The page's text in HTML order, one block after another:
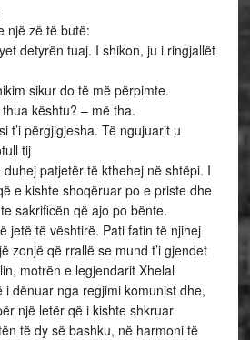
një zë të butë:
detyrën tuaj. I shikon, ju i ringjallët
sikur do të më përpimte.
kështu? – më tha.
t’i përgjigjesha. Të ngujuarit u
tij
duhej patjetër të kthehej në shtëpi. I
e kishte shoqëruar po e priste dhe
sakrificën që ajo po bënte.
jetë të vështirë. Pati fatin të njihej
zonjë që rrallë se mund t’i gjendet
motrën e legjendarit Xhelal
i dënuar nga regjimi komunist dhe,
një letër që i kishte shkruar
të dy së bashku, në harmoni të